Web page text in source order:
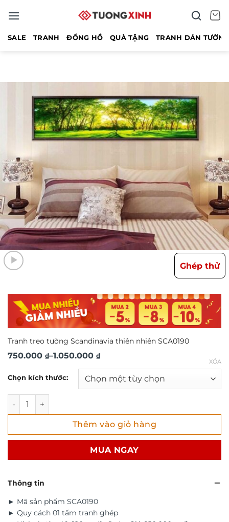
qua
SALE TRANH ĐỒNG HỒ QUÀ TẶNG TRANH DÁN
Ghép thử
Tranh treo tường Scandinavia thiên nhiên SCA0190
750.000 ₫–1.050.000 ₫
Khoảng
750.000 ₫
đến
1.050.000 ₫
Chọn kích thước:
XÓA
Tranh treo tường Scandinavia thiên nhiên SCA0190 số
Thêm vào giỏ hàng
MUA NGAY
Thông tin
► Mã sản phẩm SCA0190
► Quy cách 01 tấm tranh ghép